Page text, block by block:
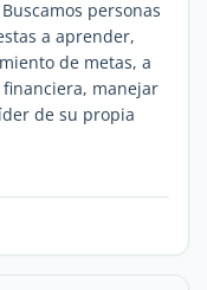
personas
a aprender,
de metas, a
manejar
de su propia